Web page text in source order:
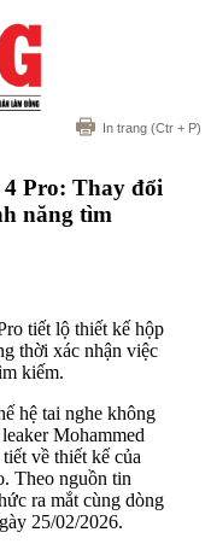
In trang (Ctr + P)
Pro: Thay đổi
năng tìm
tiết lộ thiết kế hộp
thời xác nhận việc
kiếm.
hệ tai nghe không
Mohammed
về thiết kế của
Theo nguồn tin
ra mắt cùng dòng
25/02/2026.